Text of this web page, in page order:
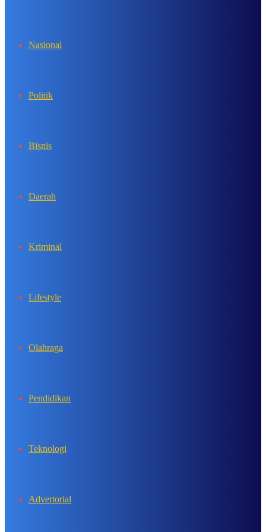
Nasional
Politik
Bisnis
Daerah
Kriminal
Lifestyle
Olahraga
Pendidikan
Teknologi
Advertorial